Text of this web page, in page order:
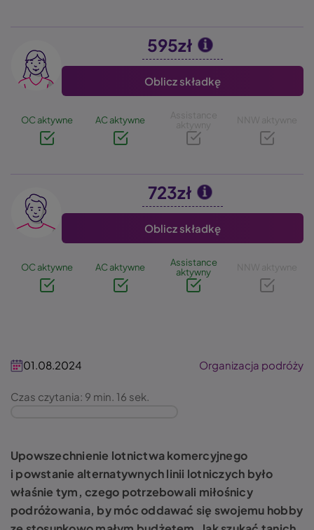
Image 595zł
Oblicz składkę
OC aktywne AC aktywne
Assistance
aktywny
NNW aktywne
Image 723zł
Oblicz składkę
OC aktywne AC aktywne
Assistance
aktywny
NNW aktywne
01.08.2024 Organizacja podróży
Czas czytania: 9 min. 16 sek.
Upowszechnienie lotnictwa komercyjnego
i powstanie alternatywnych linii lotniczych było
właśnie tym, czego potrzebowali miłośnicy
podróżowania, by móc oddawać się swojemu hobby